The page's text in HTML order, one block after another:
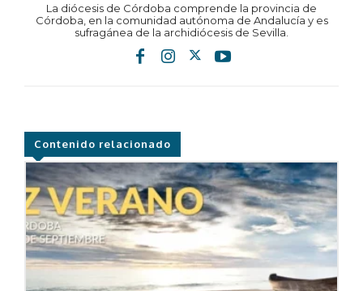
La diócesis de Córdoba comprende la provincia de
Córdoba, en la comunidad autónoma de Andalucía y es
sufragánea de la archidiócesis de Sevilla.
Contenido relacionado